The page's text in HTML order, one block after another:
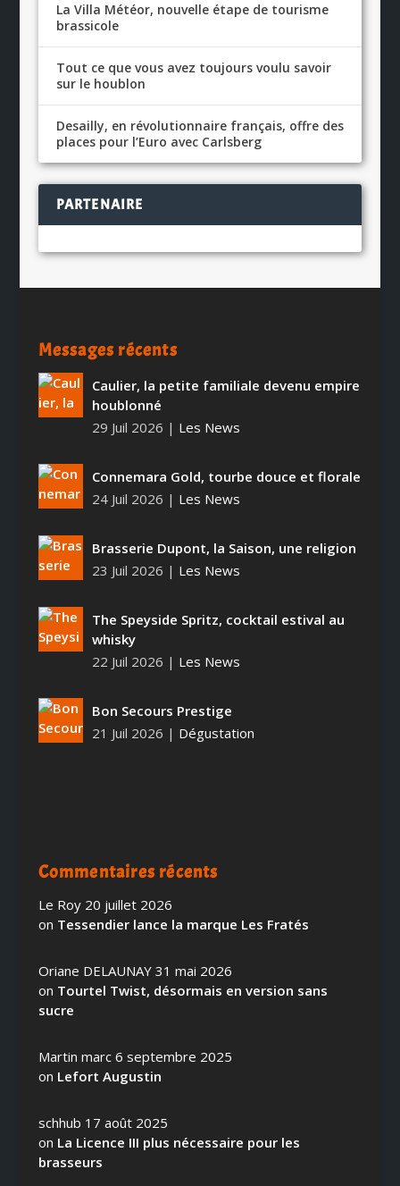
La Villa Météor, nouvelle étape de tourisme
brassicole
Tout ce que vous avez toujours voulu savoir
sur le houblon
Desailly, en révolutionnaire français, offre des
places pour l’Euro avec Carlsberg
PARTENAIRE
Messages récents
Caulier, la petite familiale devenu empire
houblonné
29 Juil 2026 | Les News
Connemara Gold, tourbe douce et florale
24 Juil 2026 | Les News
Brasserie Dupont, la Saison, une religion
23 Juil 2026 | Les News
The Speyside Spritz, cocktail estival au
whisky
22 Juil 2026 | Les News
Bon Secours Prestige
21 Juil 2026 | Dégustation
Commentaires récents
Le Roy 20 juillet 2026
on Tessendier lance la marque Les Fratés
Oriane DELAUNAY 31 mai 2026
on Tourtel Twist, désormais en version sans
sucre
Martin marc 6 septembre 2025
on Lefort Augustin
schhub 17 août 2025
on La Licence III plus nécessaire pour les
brasseurs